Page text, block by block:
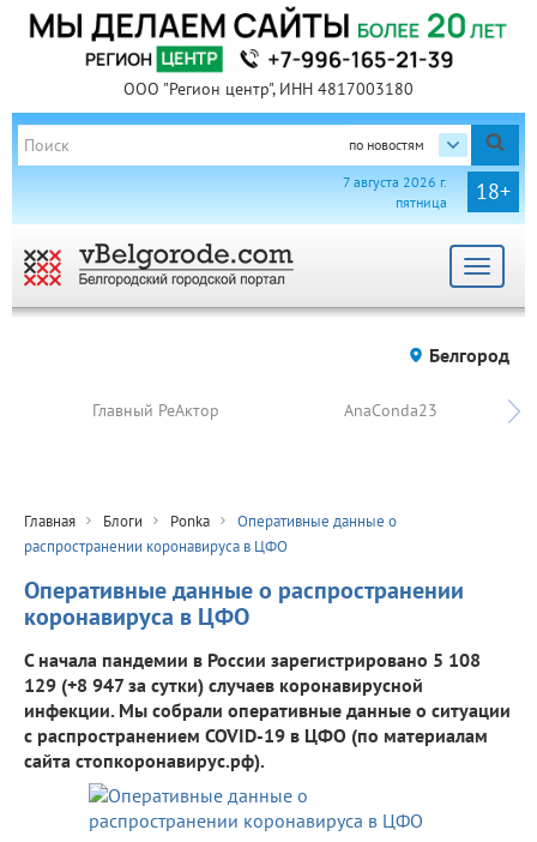
ООО "Регион центр", ИНН 4817003180
по новостям
18+
7 августа 2026 г.
пятница
Toggle
Белгород
Главный РеАктор AnaConda23
Главная Блоги Ponka
Оперативные данные о
распространении коронавируса в ЦФО
Оперативные данные о распространении
коронавируса в ЦФО
С начала пандемии в России зарегистрировано 5 108
129 (+8 947 за сутки) случаев коронавирусной
инфекции. Мы собрали оперативные данные о ситуации
с распространением COVID-19 в ЦФО (по материалам
сайта стопкоронавирус.рф).